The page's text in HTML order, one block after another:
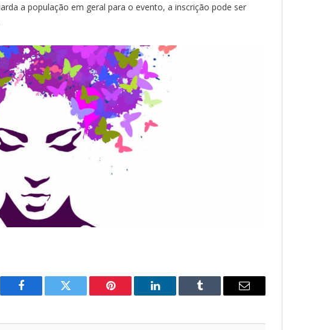
a população em geral para o evento, a inscrição pode ser
Facebook Twitter Pinterest LinkedIn Tumblr Email